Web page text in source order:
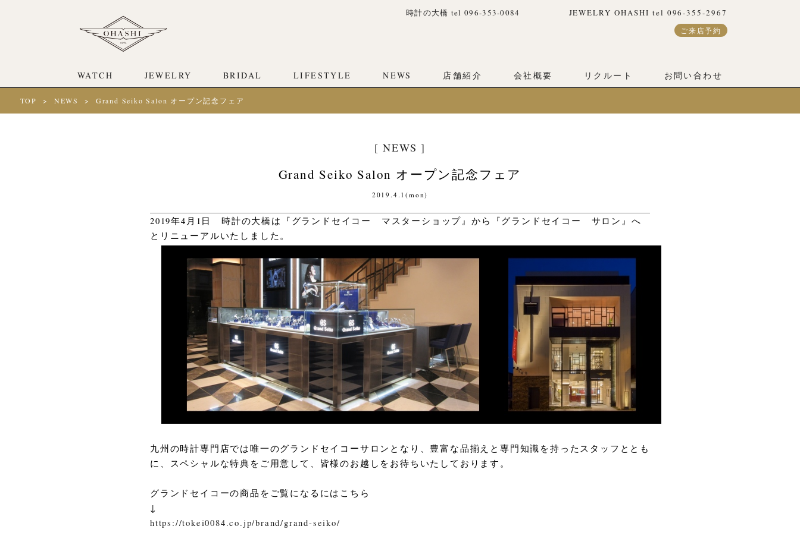
時計の大橋 tel 096-353-0084 JEWELRY OHASHI tel 096-355-2967
ご来店予約
WATCH JEWELRY BRIDAL LIFESTYLE NEWS 店舗紹介 会社概要 リクルート お問い合わせ
TOP NEWS Grand Seiko Salon オープン記念フェア
[ NEWS ]
Grand Seiko Salon オープン記念フェア
2019.4.1(mon)
2019年4月1日 時計の大橋は『グランドセイコー マスターショップ』から『グランドセイコー サロン』へ
とリニューアルいたしました。
九州の時計専門店では唯一のグランドセイコーサロンとなり、豊富な品揃えと専門知識を持ったスタッフととも
に、スペシャルな特典をご用意して、皆様のお越しをお待ちいたしております。
グランドセイコーの商品をご覧になるにはこちら
↓
https://tokei0084.co.jp/brand/grand-seiko/